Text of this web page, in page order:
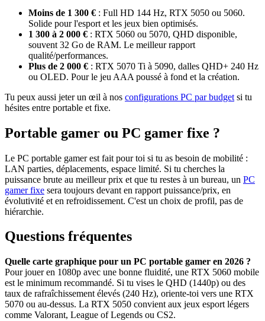
Moins de 1 300 € : Full HD 144 Hz, RTX 5050 ou 5060.
Solide pour l'esport et les jeux bien optimisés.
1 300 à 2 000 € : RTX 5060 ou 5070, QHD disponible,
souvent 32 Go de RAM. Le meilleur rapport
qualité/performances.
Plus de 2 000 € : RTX 5070 Ti à 5090, dalles QHD+ 240 Hz
ou OLED. Pour le jeu AAA poussé à fond et la création.
Tu peux aussi jeter un œil à nos configurations PC par budget si tu
hésites entre portable et fixe.
Portable gamer ou PC gamer fixe ?
Le PC portable gamer est fait pour toi si tu as besoin de mobilité :
LAN parties, déplacements, espace limité. Si tu cherches la
puissance brute au meilleur prix et que tu restes à un bureau, un PC
gamer fixe sera toujours devant en rapport puissance/prix, en
évolutivité et en refroidissement. C'est un choix de profil, pas de
hiérarchie.
Questions fréquentes
Quelle carte graphique pour un PC portable gamer en 2026 ?
Pour jouer en 1080p avec une bonne fluidité, une RTX 5060 mobile
est le minimum recommandé. Si tu vises le QHD (1440p) ou des
taux de rafraîchissement élevés (240 Hz), oriente-toi vers une RTX
5070 ou au-dessus. La RTX 5050 convient aux jeux esport légers
comme Valorant, League of Legends ou CS2.